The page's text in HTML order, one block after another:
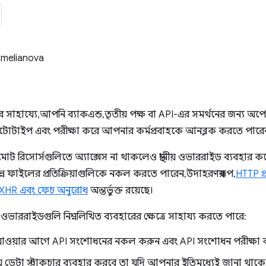
সাহায্যে, আপনি ব্যাকএন্ড, তৃতীয় পক্ষ বা API-এর সমর্থনের জন্য
এবং পরীক্ষা করে আপনার কর্মপ্রবাহকে আনব্লক করতে
রিসোর্সগুলিতে অ্যাক্সেস না থাকলেও স্থানীয় ওভাররাইড
ফাইলের প্রতিক্রিয়াগুলিকে নকল করতে পারেন, উদাহরণস্বরূপ,HTTP
এবং ফেচ অনুরোধঅন্তর্ভুক্ত রয়েছে।
ওভাররাইডগুলি নিম্নলিখিত ব্যবহারের ক্ষেত্রে সাহায্য করতে পারে:
আগে API সংশোধনের নকল করুন এবং API সংশোধন পরীক্ষা
ডেটা স্ট্রাকচার ব্যবহার করবে তা যদি আপনার ইতিমধ্যেই জানা